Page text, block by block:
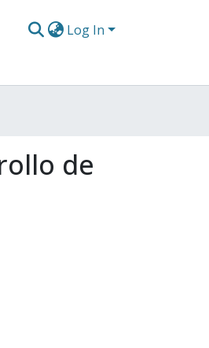
Log In
de